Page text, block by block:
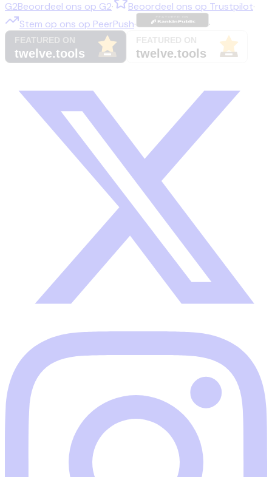
G2Beoordeel ons op G2· Beoordeel ons op Trustpilot·
Stem op ons op PeerPush· ·